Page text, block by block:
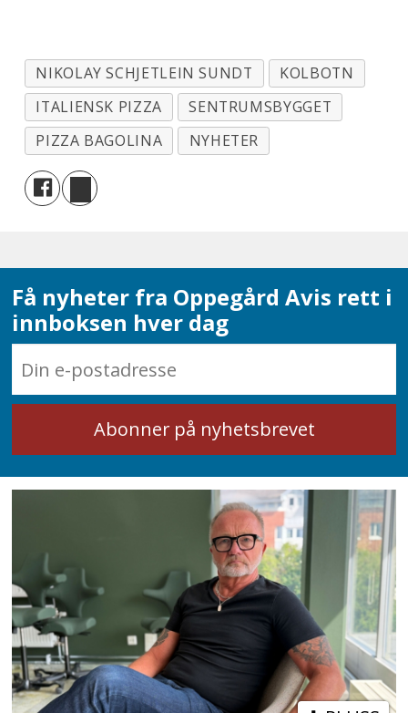
NIKOLAY SCHJETLEIN SUNDT
KOLBOTN
ITALIENSK PIZZA
SENTRUMSBYGGET
PIZZA BAGOLINA
NYHETER
Få nyheter fra Oppegård Avis rett i
innboksen hver dag